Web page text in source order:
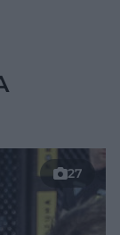
27